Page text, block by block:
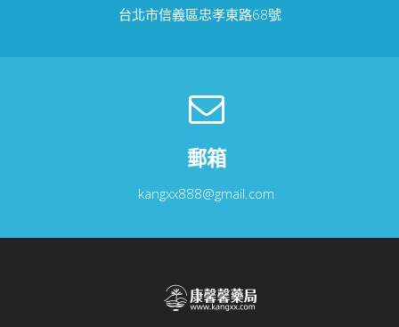
台北市信義區忠孝東路68號
郵箱
kangxx888@gmail.com